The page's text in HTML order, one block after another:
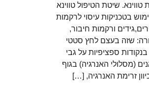
שיטת הטיפול טווינא
בטכניקות עיסוי לרקמות
ורקמות חיבור,
שזה בעצם לחץ סטטי
ספציפיות על גבי
(מסלולי האנרגיה) בגוף
זרימת האנרגיה, […]